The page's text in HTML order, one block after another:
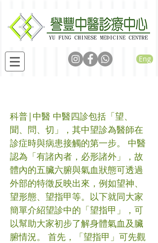
Eng
科普|中醫 中醫四診包括「望、
聞、問、切」，其中望診為醫師在
診症時與病患接觸的第一步。 中醫
認為「有諸內者，必形諸外」，故
體內的五臟六腑與氣血狀態可透過
外部的特徵反映出來，例如望神、
望形態、望指甲等。以下就同大家
簡單介紹望診中的「望指甲」，可
以幫助大家初步了解身體氣血及臟
腑情況。 首先，「望指甲」可先觀